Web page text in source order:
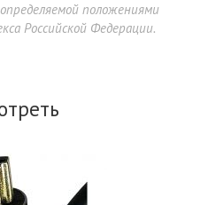
положениями
Российской Федерации.